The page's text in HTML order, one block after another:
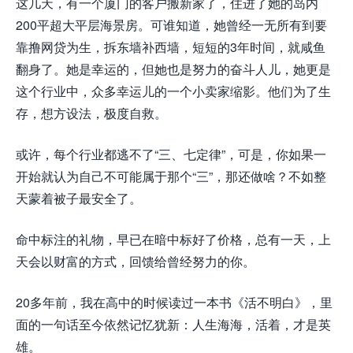
200平超大平层海景房。可谁知道，她曾经一无所有到要
靠撸网贷为生，拆东墙补西墙，短短的3年时间，就咸鱼
翻身了。她是幸运的，但她也是努力的奋斗人儿，她更是
这个行业中， 众多幸运儿的一个小卖家缩影。他们为了生
存，想方设法，极度自救。
或许，每个行业都逃不了“三、七定律”，可是，你如果一
开始就认为自己不可能属于那个“三”，那还做啥？不如整
天蒙着被子最安全了。
命中标注的礼物，早已在暗中标好了价格，总有一天，上
天会以财富的方式，回馈给曾经努力的你。
20多年前，我在高中的时候读过一本书《活不明白》，里
面的一句话至今依然记忆犹新：人生海海，活着，才是英
雄。